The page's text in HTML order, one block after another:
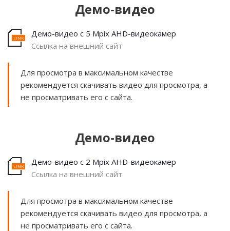
Демо-видео
Демо-видео с 5 Mpix AHD-видеокамер
Ссылка на внешний сайт
Для просмотра в максимальном качестве
рекомендуется скачивать видео для просмотра, а
не просматривать его с сайта.
Демо-видео
Демо-видео с 2 Mpix AHD-видеокамер
Ссылка на внешний сайт
Для просмотра в максимальном качестве
рекомендуется скачивать видео для просмотра, а
не просматривать его с сайта.